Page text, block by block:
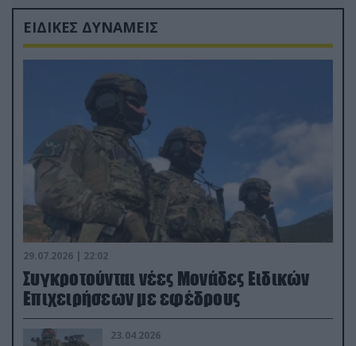
ΕΙΔΙΚΕΣ ΔΥΝΑΜΕΙΣ
29.07.2026 | 22:02
Συγκροτούνται νέες Μονάδες Ειδικών
Επιχειρήσεων με εφέδρους
23.04.2026